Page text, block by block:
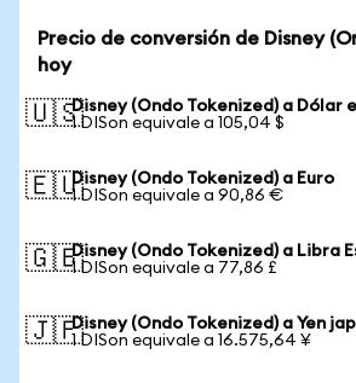
Precio de conversión de Disney
hoy
🇺🇸Disney (Ondo Tokenized) a Dólar
1 DISon equivale a 105,04 $
🇪🇺Disney (Ondo Tokenized) a Euro
1 DISon equivale a 90,86 €
🇬🇧Disney (Ondo Tokenized) a Libra
1 DISon equivale a 77,86 £
🇯🇵Disney (Ondo Tokenized) a Yen
1 DISon equivale a 16.575,64 ¥